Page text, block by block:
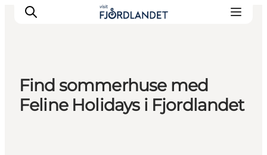
Byer & steder
Find sommerhuse med
Feline Holidays i Fjordlandet